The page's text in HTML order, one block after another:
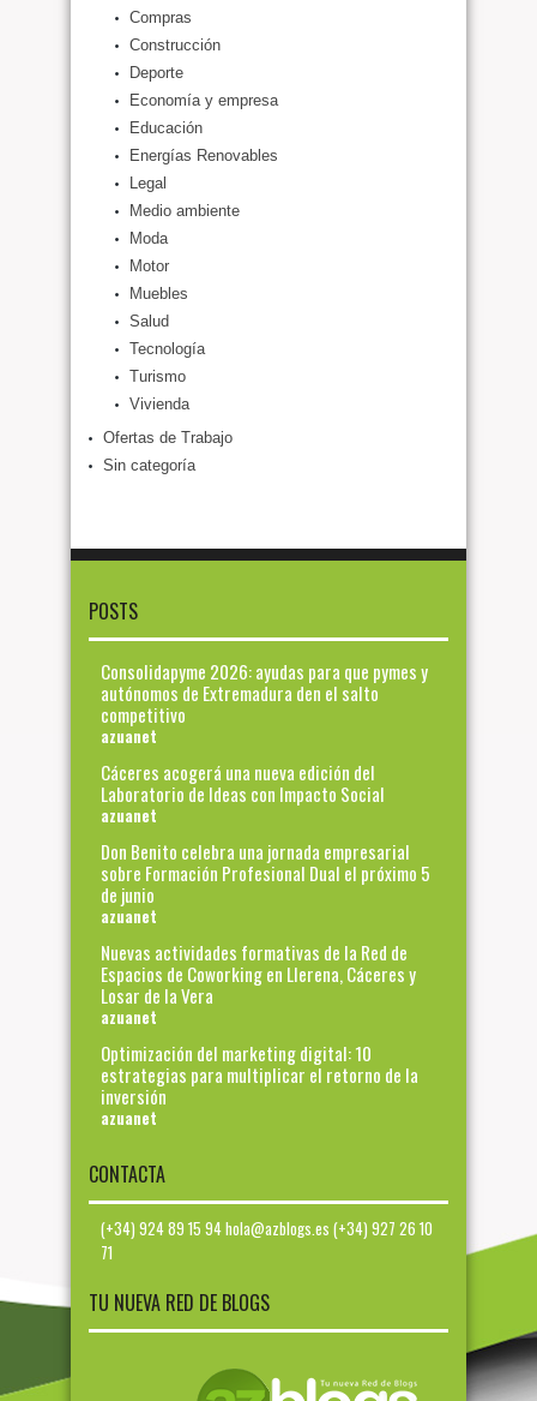
Compras
Construcción
Deporte
Economía y empresa
Educación
Energías Renovables
Legal
Medio ambiente
Moda
Motor
Muebles
Salud
Tecnología
Turismo
Vivienda
Ofertas de Trabajo
Sin categoría
POSTS
Consolidapyme 2026: ayudas para que pymes y
autónomos de Extremadura den el salto
competitivo
azuanet
Cáceres acogerá una nueva edición del
Laboratorio de Ideas con Impacto Social
azuanet
Don Benito celebra una jornada empresarial
sobre Formación Profesional Dual el próximo 5
de junio
azuanet
Nuevas actividades formativas de la Red de
Espacios de Coworking en Llerena, Cáceres y
Losar de la Vera
azuanet
Optimización del marketing digital: 10
estrategias para multiplicar el retorno de la
inversión
azuanet
CONTACTA
(+34) 924 89 15 94 hola@azblogs.es (+34) 927 26 10
71
TU NUEVA RED DE BLOGS